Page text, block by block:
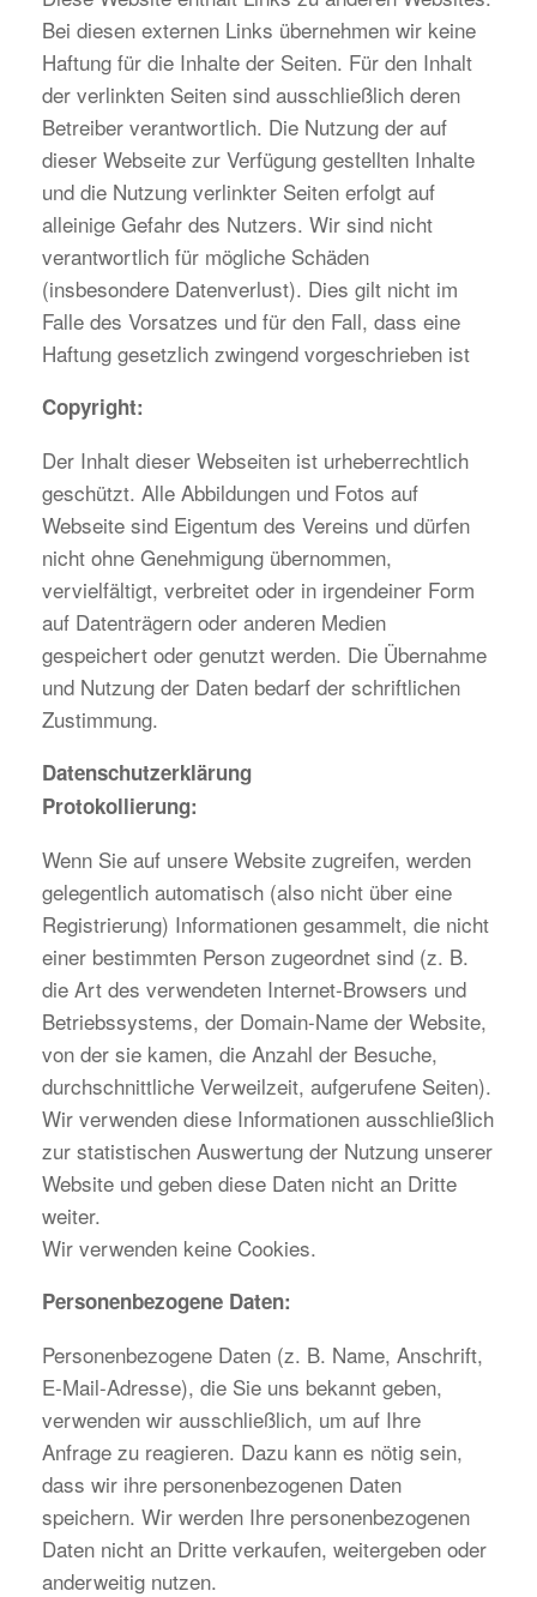
Bei diesen externen Links übernehmen wir keine
Haftung für die Inhalte der Seiten. Für den Inhalt
der verlinkten Seiten sind ausschließlich deren
Betreiber verantwortlich. Die Nutzung der auf
dieser Webseite zur Verfügung gestellten Inhalte
und die Nutzung verlinkter Seiten erfolgt auf
alleinige Gefahr des Nutzers. Wir sind nicht
verantwortlich für mögliche Schäden
(insbesondere Datenverlust). Dies gilt nicht im
Falle des Vorsatzes und für den Fall, dass eine
Haftung gesetzlich zwingend vorgeschrieben ist
Copyright:
Der Inhalt dieser Webseiten ist urheberrechtlich
geschützt. Alle Abbildungen und Fotos auf
Webseite sind Eigentum des Vereins und dürfen
nicht ohne Genehmigung übernommen,
vervielfältigt, verbreitet oder in irgendeiner Form
auf Datenträgern oder anderen Medien
gespeichert oder genutzt werden. Die Übernahme
und Nutzung der Daten bedarf der schriftlichen
Zustimmung.
Datenschutzerklärung
Protokollierung:
Wenn Sie auf unsere Website zugreifen, werden
gelegentlich automatisch (also nicht über eine
Registrierung) Informationen gesammelt, die nicht
einer bestimmten Person zugeordnet sind (z. B.
die Art des verwendeten Internet-Browsers und
Betriebssystems, der Domain-Name der Website,
von der sie kamen, die Anzahl der Besuche,
durchschnittliche Verweilzeit, aufgerufene Seiten).
Wir verwenden diese Informationen ausschließlich
zur statistischen Auswertung der Nutzung unserer
Website und geben diese Daten nicht an Dritte
weiter.
Wir verwenden keine Cookies.
Personenbezogene Daten:
Personenbezogene Daten (z. B. Name, Anschrift,
E-Mail-Adresse), die Sie uns bekannt geben,
verwenden wir ausschließlich, um auf Ihre
Anfrage zu reagieren. Dazu kann es nötig sein,
dass wir ihre personenbezogenen Daten
speichern. Wir werden Ihre personenbezogenen
Daten nicht an Dritte verkaufen, weitergeben oder
anderweitig nutzen.